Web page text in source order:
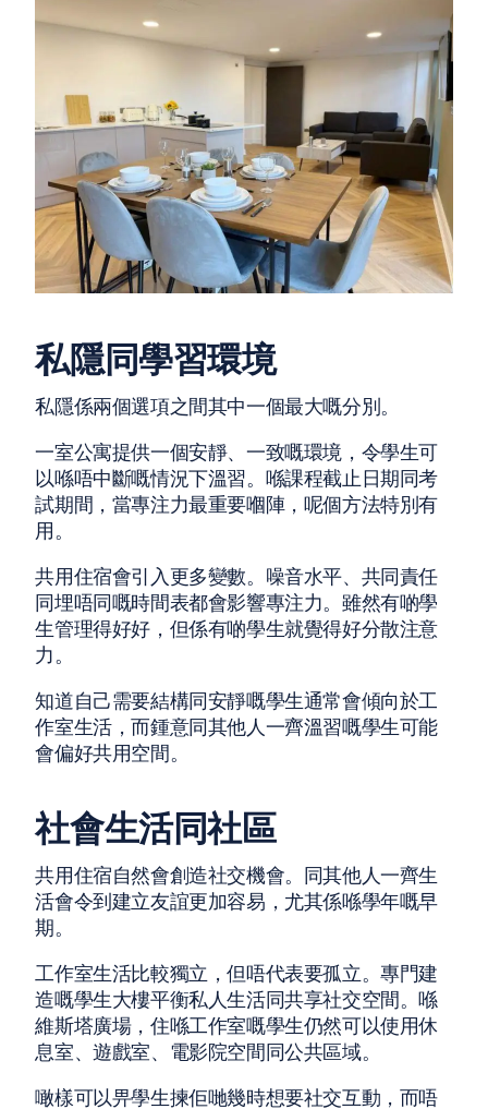
私隱同學習環境
私隱係兩個選項之間其中一個最大嘅分別。
一室公寓提供一個安靜、一致嘅環境，令學生可
以喺唔中斷嘅情況下溫習。喺課程截止日期同考
試期間，當專注力最重要嗰陣，呢個方法特別有
用。
共用住宿會引入更多變數。噪音水平、共同責任
同埋唔同嘅時間表都會影響專注力。雖然有啲學
生管理得好好，但係有啲學生就覺得好分散注意
力。
知道自己需要結構同安靜嘅學生通常會傾向於工
作室生活，而鍾意同其他人一齊溫習嘅學生可能
會偏好共用空間。
社會生活同社區
共用住宿自然會創造社交機會。同其他人一齊生
活會令到建立友誼更加容易，尤其係喺學年嘅早
期。
工作室生活比較獨立，但唔代表要孤立。專門建
造嘅學生大樓平衡私人生活同共享社交空間。喺
維斯塔廣場，住喺工作室嘅學生仍然可以使用休
息室、遊戲室、電影院空間同公共區域。
噉樣可以畀學生揀佢哋幾時想要社交互動，而唔